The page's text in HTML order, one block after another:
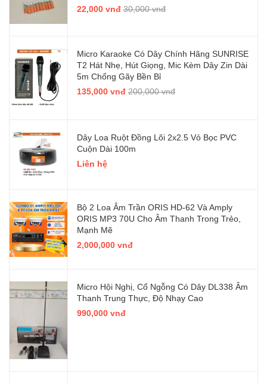
22,000 vnđ 30,000 vnđ
Micro Karaoke Có Dây Chính Hãng SUNRISE
T2 Hát Nhẹ, Hút Giọng, Mic Kèm Dây Zin Dài
5m Chống Gãy Bền Bỉ
135,000 vnđ 200,000 vnđ
Dây Loa Ruột Đồng Lõi 2x2.5 Vỏ Bọc PVC
Cuộn Dài 100m
Liên hệ
Bộ 2 Loa Âm Trần ORIS HD-62 Và Amply
ORIS MP3 70U Cho Âm Thanh Trong Trẻo,
Mạnh Mẽ
2,000,000 vnđ
Micro Hội Nghị, Cổ Ngỗng Có Dây DL338 Âm
Thanh Trung Thực, Độ Nhạy Cao
990,000 vnđ